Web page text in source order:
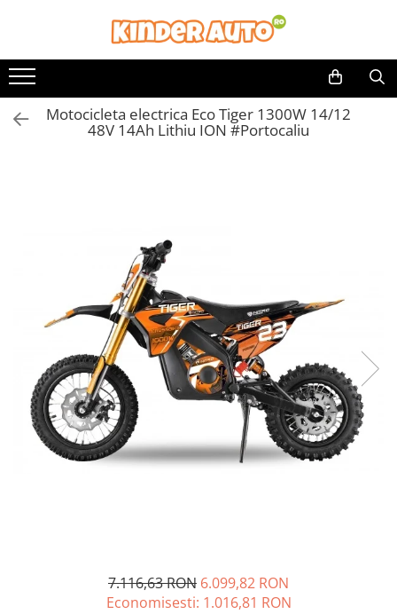
Toate Produsele
Produse in stoc
Masinute electrice
Motociclete electrice
Masinute electrice Mercedes
Masinute electrice tip SUV
Piese & Accesorii
Jucarii RC cu telecomanda
Motocicleta electrica Eco Tiger 1300W 14/12
48V 14Ah Lithiu ION #Portocaliu
7.116,63 RON 6.099,82 RON
Economisesti: 1.016,81 RON